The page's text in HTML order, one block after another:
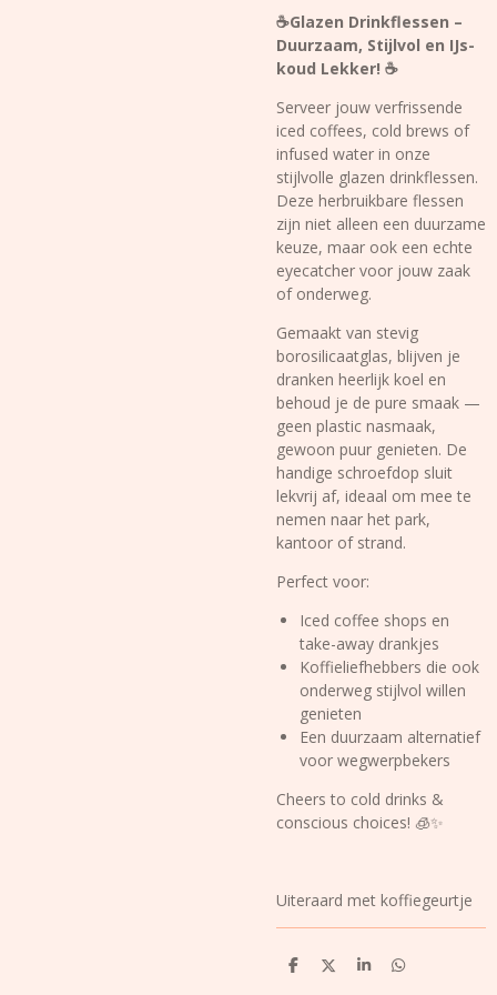
☕️Glazen Drinkflessen –
Duurzaam, Stijlvol en IJs-
koud Lekker! ☕️
Serveer jouw verfrissende
iced coffees, cold brews of
infused water in onze
stijlvolle glazen drinkflessen.
Deze herbruikbare flessen
zijn niet alleen een duurzame
keuze, maar ook een echte
eyecatcher voor jouw zaak
of onderweg.
Gemaakt van stevig
borosilicaatglas, blijven je
dranken heerlijk koel en
behoud je de pure smaak —
geen plastic nasmaak,
gewoon puur genieten. De
handige schroefdop sluit
lekvrij af, ideaal om mee te
nemen naar het park,
kantoor of strand.
Perfect voor:
Iced coffee shops en
take-away drankjes
Koffieliefhebbers die ook
onderweg stijlvol willen
genieten
Een duurzaam alternatief
voor wegwerpbekers
Cheers to cold drinks &
conscious choices! 🧊✨
Uiteraard met koffiegeurtje
D
D
S
D